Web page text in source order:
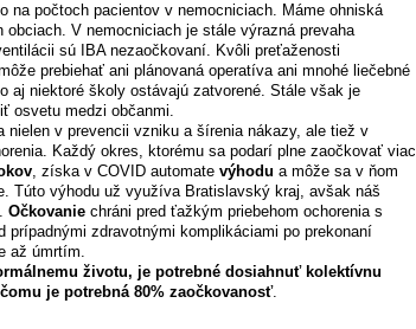
na počtoch pacientov v nemocniciach. Máme ohniská
V nemocniciach je stále výrazná prevaha
sú IBA nezaočkovaní. Kvôli preťaženosti
prebiehať ani plánovaná operatíva ani mnohé liečebné
aj niektoré školy ostávajú zatvorené. Stále však je
osvetu medzi občanmi.
nielen v prevencii vzniku a šírenia nákazy, ale tiež v
Každý okres, ktorému sa podarí plne zaočkovať viac
, získa v COVID automate výhodu a môže sa v ňom
Túto výhodu už využíva Bratislavský kraj, avšak náš
Očkovanie chráni pred ťažkým priebehom ochorenia s
prípadnými zdravotnými komplikáciami po prekonaní
až úmrtím.
životu, je potrebné dosiahnuť kolektívnu
je potrebná 80% zaočkovanosť.